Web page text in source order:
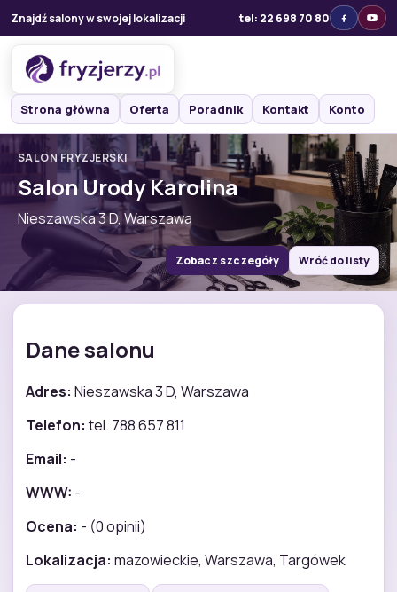
Znajdź salony w swojej lokalizacji tel: 22 698 70 80
Strona główna Oferta Poradnik Kontakt Konto
SALON FRYZJERSKI
Salon Urody Karolina
Nieszawska 3 D, Warszawa
Zobacz szczegóły Wróć do listy
Dane salonu
Adres: Nieszawska 3 D, Warszawa
Telefon: tel. 788 657 811
Email: -
WWW: -
Ocena: - (0 opinii)
Lokalizacja: mazowieckie, Warszawa, Targówek